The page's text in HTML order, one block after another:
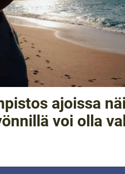
ajoissa
voi olla